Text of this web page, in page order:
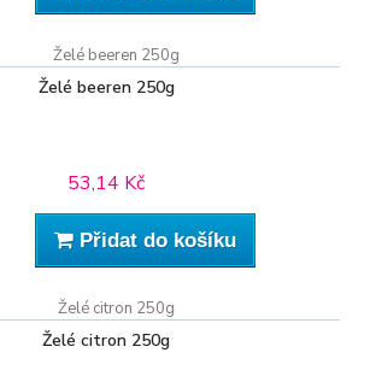
Želé beeren 250g
53,14 Kč
Přidat do košíku
Želé citron 250g